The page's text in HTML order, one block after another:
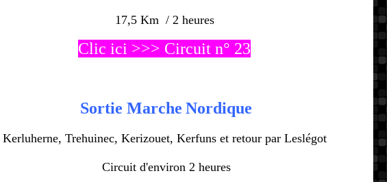
17,5 Km / 2 heures
Clic ici >>> Circuit n° 23
Sortie Marche Nordique
Kerluherne, Trehuinec, Kerizouet, Kerfuns et retour par Leslégot
Circuit d'environ 2 heures